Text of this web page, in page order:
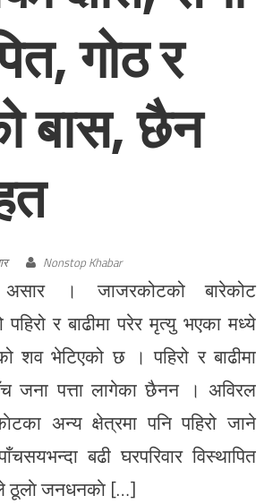
गोठ र
बास, छैन
Nonstop Khabar
। जाजरकोटको बारेकोट
पहिरो र बाढीमा परेर मृत्यु भएका मध्ये
शव भेटिएको छ । पहिरो र बाढीमा
जना पत्ता लागेका छैनन । अविरल
अन्य क्षेत्रमा पनि पहिरो जाने
बढी घरपरिवार विस्थापित
ठूलाे जनधनकाे […]